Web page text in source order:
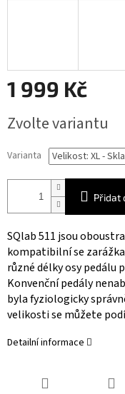
1 999 Kč
cena:
Zvolte variantu
Varianta
Přidat
SQlab 511 jsou
kompatibilní se
různé délky osy pedálu
Konvenční pedály
byla fyziologicky
velikosti se můžete
Detailní informace